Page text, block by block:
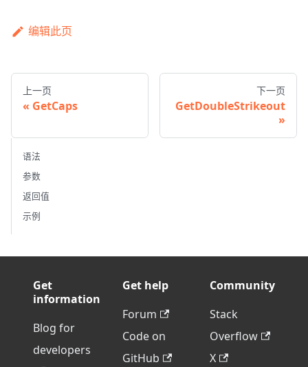
编辑此页
上一页
GetCaps
下一页
GetDoubleStrikeout
语法
参数
返回值
示例
Get
information
Blog for
developers
Get help
Forum
Code on
GitHub
Community
Stack
Overflow
X